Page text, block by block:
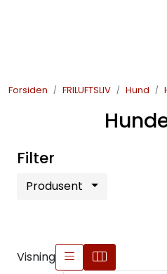
Forsiden FRILUFTSLIV Hund
Filter
Produsent
Visning
FISKE